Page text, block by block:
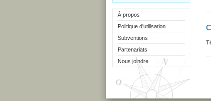
À propos
Politique d'utilisation
Subventions
Partenariats
Nous joindre